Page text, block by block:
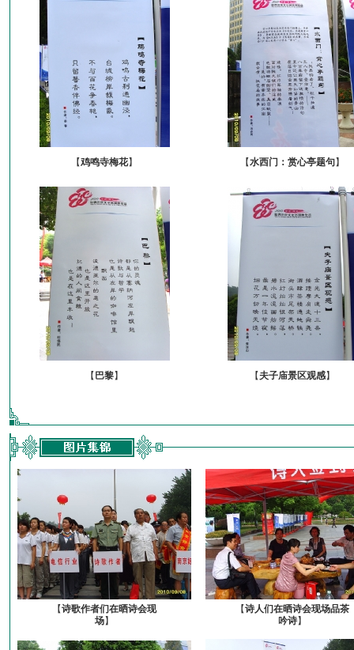
【鸡鸣寺梅花】 【水西门：赏心亭题句】
【 巴黎】 【夫子庙景区观感】
【诗歌作者们在晒诗会现
场】
【诗人们在晒诗会现场品茶
吟诗】